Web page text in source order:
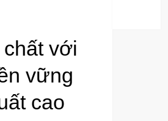
với
vững
cao